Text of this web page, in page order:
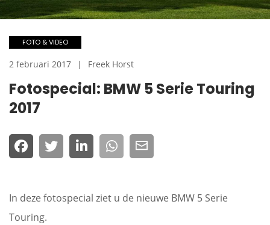
Fotospecial: BMW 5 Serie Touring
2017
FOTO & VIDEO
2 februari 2017 Freek Horst
In deze fotospecial ziet u de nieuwe BMW 5 Serie
Touring.